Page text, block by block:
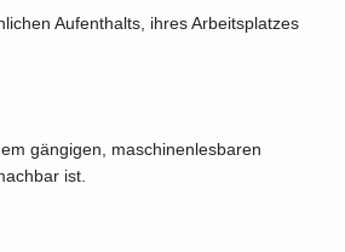
Aufenthalts, ihres Arbeitsplatzes
gängigen, maschinenlesbaren
ist.